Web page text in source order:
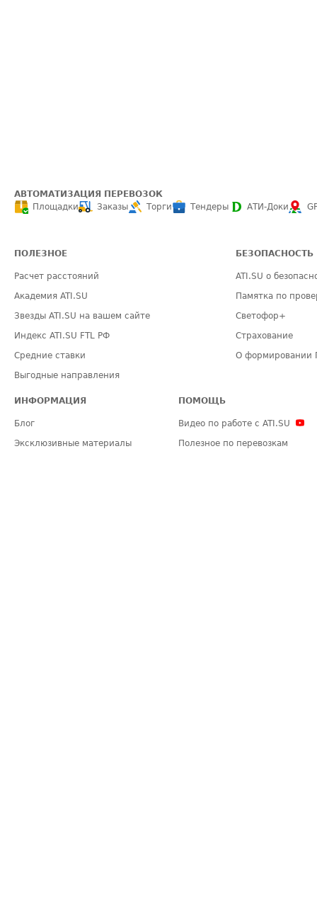
АВТОМАТИЗАЦИЯ ПЕРЕВОЗОК
Площадки
Заказы Торги Тендеры АТИ-Доки
ПОЛЕЗНОЕ
Расчет расстояний
Академия ATI.SU
Звезды ATI.SU на вашем сайте
Индекс ATI.SU FTL РФ
Средние ставки
Выгодные направления
БЕЗОПАСНОСТЬ
ATI.SU о
Памятка по
Светофор+
Страхование
О формировании
ИНФОРМАЦИЯ
Блог
Эксклюзивные материалы
ПОМОЩЬ
Видео по работе с ATI.SU
Полезное по перевозкам